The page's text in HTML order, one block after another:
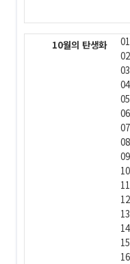
10월의 탄생화